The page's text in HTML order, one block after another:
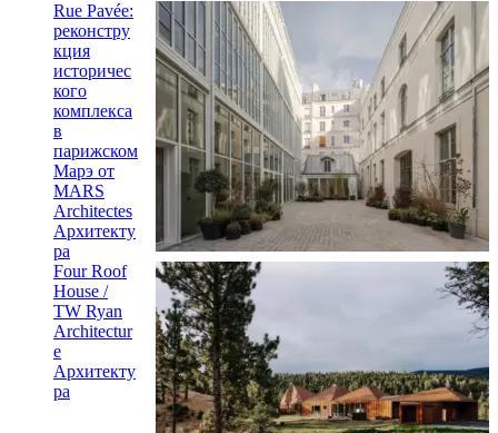
Rue Pavée:
реконстру
кция
историчес
кого
комплекса
в
парижском
Марэ от
MARS
Architectes
Архитекту
ра
Four Roof
House /
TW Ryan
Architectur
e
Архитекту
ра